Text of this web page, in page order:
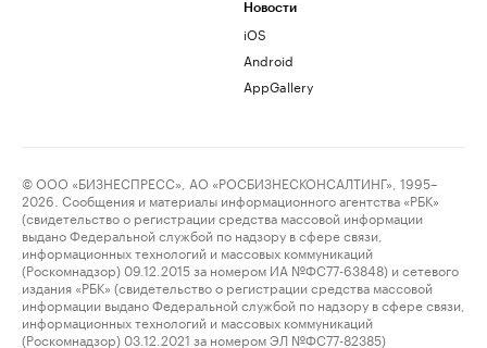
Новости
iOS
Android
AppGallery
© ООО «БИЗНЕСПРЕСС», АО «РОСБИЗНЕСКОНСАЛТИНГ», 1995–
2026. Сообщения и материалы информационного агентства «РБК»
(свидетельство о регистрации средства массовой информации
выдано Федеральной службой по надзору в сфере связи,
информационных технологий и массовых коммуникаций
(Роскомнадзор) 09.12.2015 за номером ИА №ФС77-63848) и сетевого
издания «РБК» (свидетельство о регистрации средства массовой
информации выдано Федеральной службой по надзору в сфере связи,
информационных технологий и массовых коммуникаций
(Роскомнадзор) 03.12.2021 за номером ЭЛ №ФС77-82385)